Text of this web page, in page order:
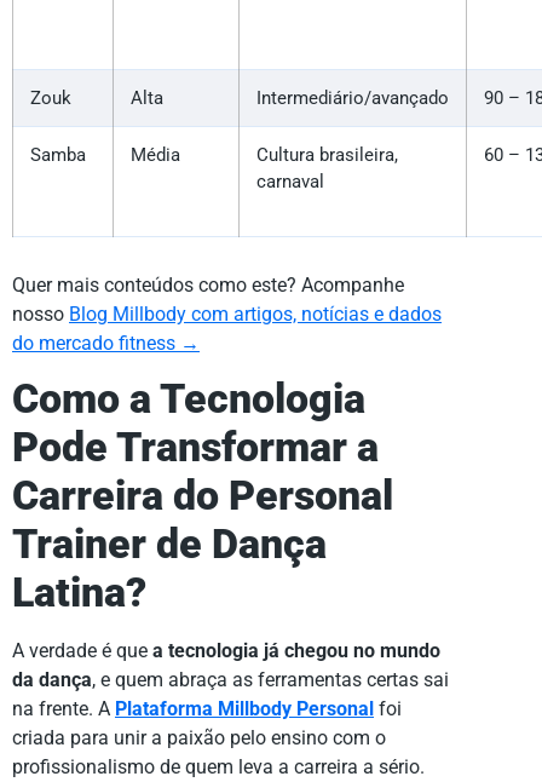
Zouk Alta Intermediário/avançado 90 –
Samba Média
Cultura brasileira,
carnaval
60 –
Quer mais conteúdos como este? Acompanhe
nosso Blog Millbody com artigos, notícias e dados
do mercado fitness →
Como a Tecnologia
Pode Transformar a
Carreira do Personal
Trainer de Dança
Latina?
A verdade é que a tecnologia já chegou no mundo
da dança, e quem abraça as ferramentas certas sai
na frente. A Plataforma Millbody Personal foi
criada para unir a paixão pelo ensino com o
profissionalismo de quem leva a carreira a sério.